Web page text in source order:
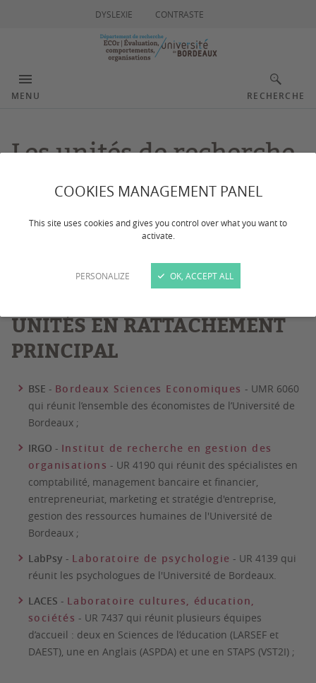
COOKIES MANAGEMENT PANEL
This site uses cookies and gives you control over what you want to
activate.
PERSONALIZE OK, ACCEPT ALL
DYSLEXIE CONTRASTE
MENU RECHERCHE
Les unités de recherche
en rattachement principal et 1 unité en rattachement
UNITÉS EN RATTACHEMENT
PRINCIPAL
BSE - Bordeaux Sciences Economiques - UMR 6060 ​​​​
qui réunit l’ensemble des économistes de l’Université de
Bordeaux ;
IRGO - Institut de recherche en gestion des
organisations - UR 4190 qui réunit des spécialistes en
comptabilité, management bancaire et financier,
entrepreneuriat, marketing et stratégie d'entreprise,
gestion des ressources humaines de l'Université de
Bordeaux ;
LabPsy - Laboratoire de psychologie - UR 4139 qui
réunit les psychologues de l'Université de Bordeaux.
LACES - Laboratoire cultures, éducation,
sociétés - UR 7437 qui réunit plusieurs équipes
d’accueil : deux en Sciences de l’éducation (LARSEF et
DAEST), une en Anglais (ASPDA) et une en STAPS (VST2I) ;